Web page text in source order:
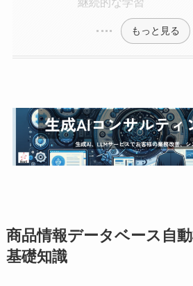
もっと見る
商品情報データベース自
基礎知識